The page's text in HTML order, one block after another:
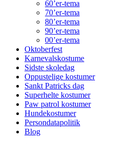
60’er-tema
70’er-tema
80’er-tema
90’er-tema
00’er-tema
Oktoberfest
Karnevalskostume
Sidste skoledag
Oppustelige kostumer
Sankt Patricks dag
Superhelte kostumer
Paw patrol kostumer
Hundekostumer
Persondatapolitik
Blog